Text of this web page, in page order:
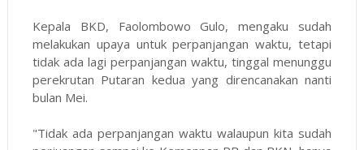
Kepala BKD, Faolombowo Gulo, mengaku sudah
melakukan upaya untuk perpanjangan waktu, tetapi
tidak ada lagi perpanjangan waktu, tinggal menunggu
perekrutan Putaran kedua yang direncanakan nanti
bulan Mei.
"Tidak ada perpanjangan waktu walaupun kita sudah